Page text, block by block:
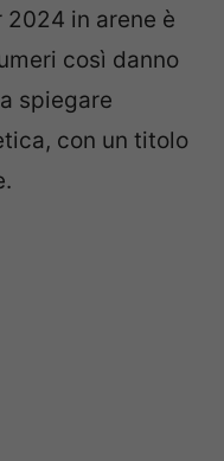
in arene è
così danno
spiegare
con un titolo